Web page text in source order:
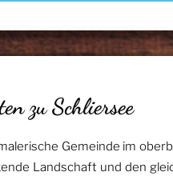
zu Schliersee
Gemeinde im
Landschaft und den